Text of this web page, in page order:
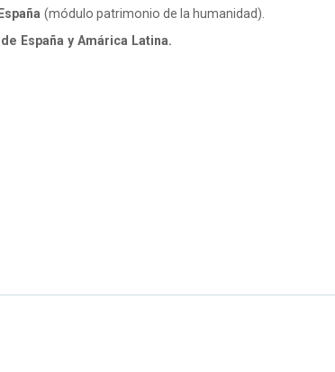
(módulo patrimonio de la humanidad).
España y Amárica Latina.